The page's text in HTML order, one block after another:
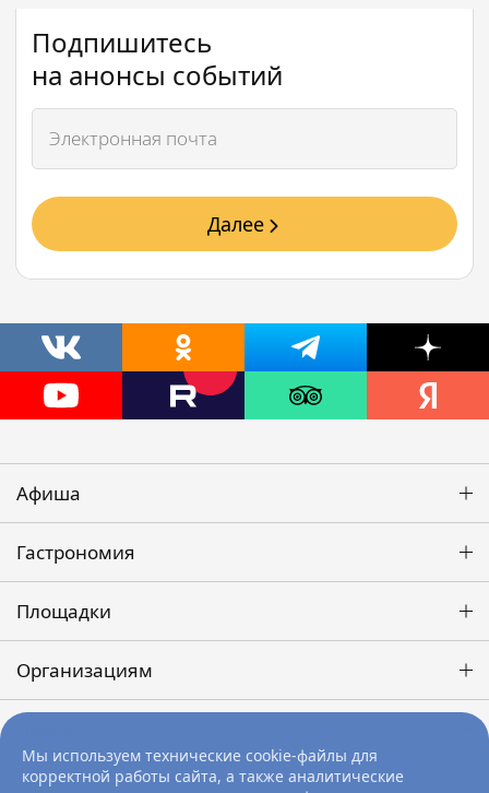
Мы используем технические cookie-файлы для
корректной работы сайта, а также аналитические
Подпишитесь
на анонсы событий
Далее
Афиша
Гастрономия
Площадки
Организациям